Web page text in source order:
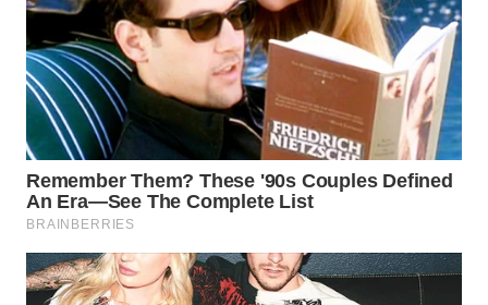
WN
DAIRI
WN
DANAU
TOBA
WN
NIAS
WN